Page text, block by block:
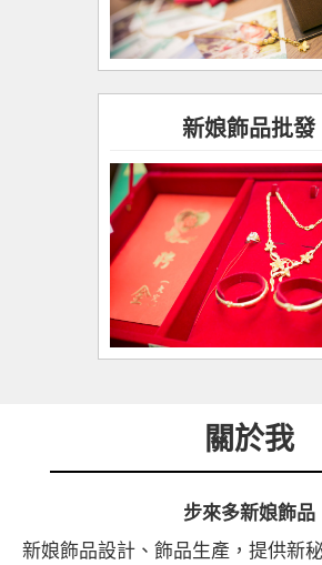
新娘飾品批發
關於我
步來多新娘飾品
新娘飾品設計、飾品生產，提供新